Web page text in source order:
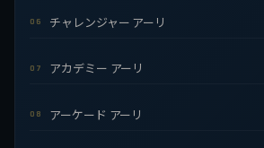
06 チャレンジャー アーリ
07 アカデミー アーリ
08 アーケード アーリ